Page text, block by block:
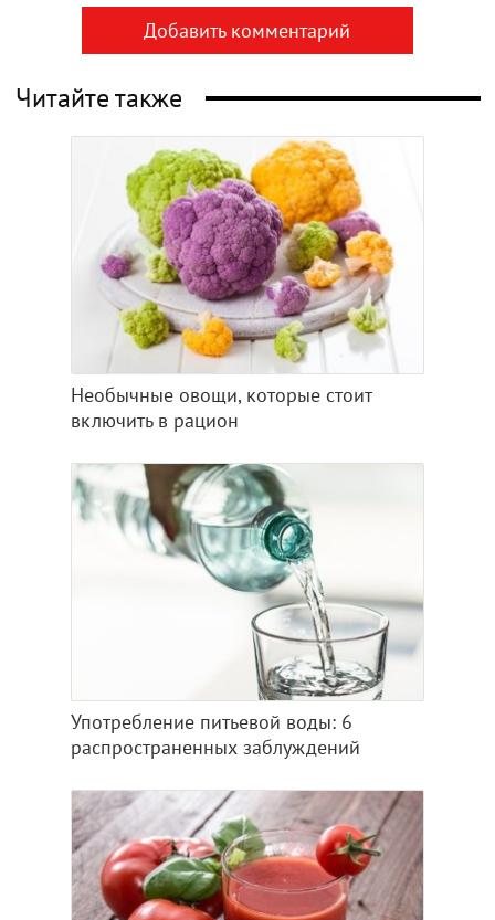
Добавить комментарий
Читайте также
Необычные овощи, которые стоит
включить в рацион
Употребление питьевой воды: 6
распространенных заблуждений